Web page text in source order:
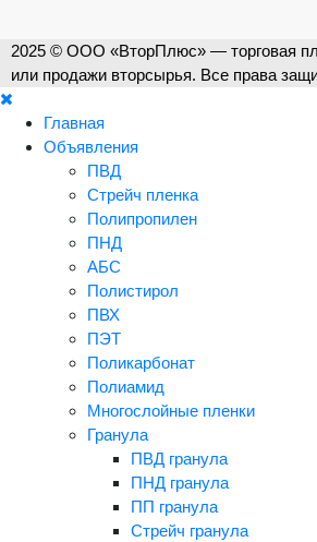
2025 © ООО «ВторПлюс» — торговая
или продажи вторсырья. Все права
Главная
Объявления
ПВД
Стрейч пленка
Полипропилен
ПНД
АБС
Полистирол
ПВХ
ПЭТ
Поликарбонат
Полиамид
Многослойные пленки
Гранула
ПВД гранула
ПНД гранула
ПП гранула
Стрейч гранула